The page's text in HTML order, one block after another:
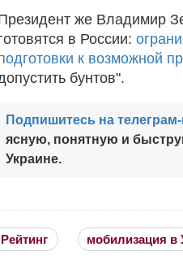
же Владимир
в России:
к возможной
бунтов".
Подпишитесь на
ясную, понятную и
Украине.
мобилизация в